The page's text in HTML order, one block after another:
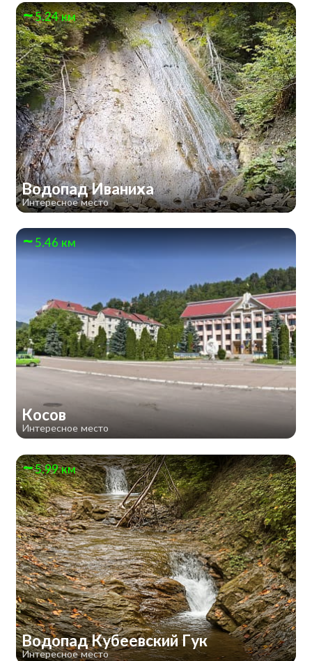
5.24 км
Водопад Иваниха
Интересное место
5.46 км
Косов
Интересное место
5.99 км
Водопад Кубеевский Гук
Интересное место